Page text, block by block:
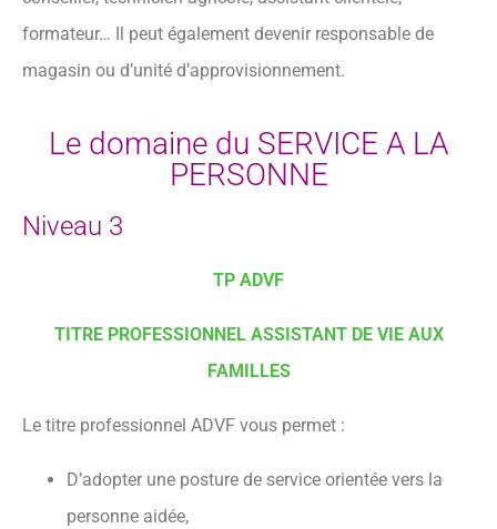
formateur… Il peut également devenir responsable de
magasin ou d’unité d’approvisionnement.
Le domaine du SERVICE A LA
PERSONNE
Niveau 3
TP ADVF
TITRE PROFESSIONNEL ASSISTANT DE VIE AUX
FAMILLES
Le titre professionnel ADVF vous permet :
D’adopter une posture de service orientée vers la
personne aidée,